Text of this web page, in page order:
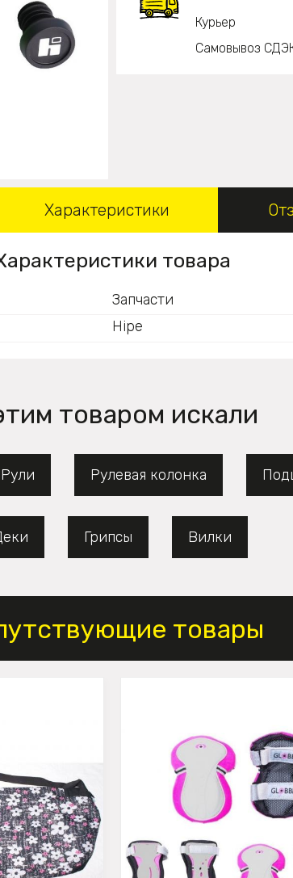
Курьер
Самовывоз
Характеристики
товара
Запчасти
Hipe
товаром искали
Рули Рулевая колонка
Грипсы Вилки
товары